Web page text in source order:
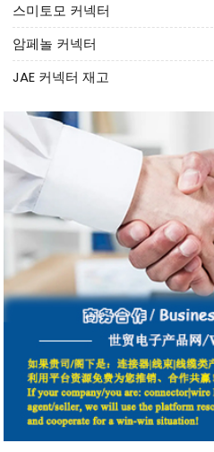
스미토모 커넥터
암페놀 커넥터
JAE 커넥터 재고